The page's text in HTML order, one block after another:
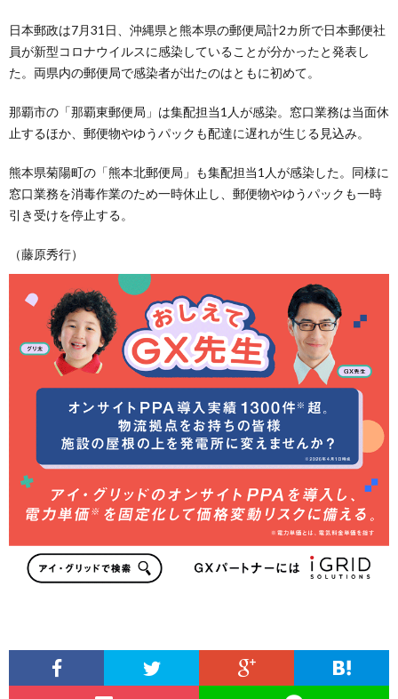
日本郵政は7月31日、沖縄県と熊本県の郵便局計2カ所で日本郵便社
員が新型コロナウイルスに感染していることが分かったと発表し
た。両県内の郵便局で感染者が出たのはともに初めて。
那覇市の「那覇東郵便局」は集配担当1人が感染。窓口業務は当面休
止するほか、郵便物やゆうパックも配達に遅れが生じる見込み。
熊本県菊陽町の「熊本北郵便局」も集配担当1人が感染した。同様に
窓口業務を消毒作業のため一時休止し、郵便物やゆうパックも一時
引き受けを停止する。
（藤原秀行）